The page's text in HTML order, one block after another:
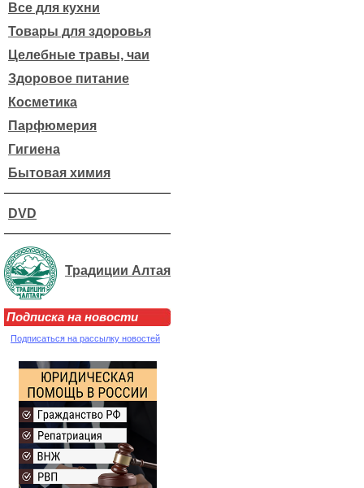
Все для кухни
Товары для здоровья
Целебные травы, чаи
Здоровое питание
Косметика
Парфюмерия
Гигиена
Бытовая химия
DVD
Традиции Алтая
Подписка на новости
Подписаться на рассылку новостей